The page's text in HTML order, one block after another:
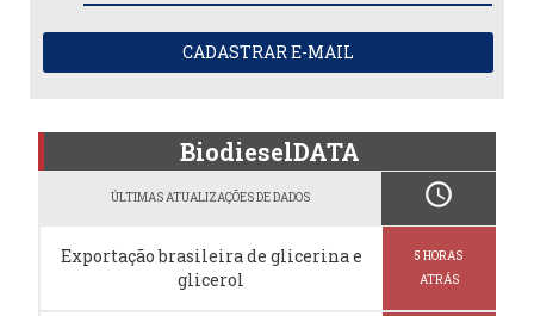
CADASTRAR E-MAIL
BiodieselDATA
ÚLTIMAS ATUALIZAÇÕES DE DADOS schedule
Exportação brasileira de glicerina e
glicerol
5 HORAS
ATRÁS